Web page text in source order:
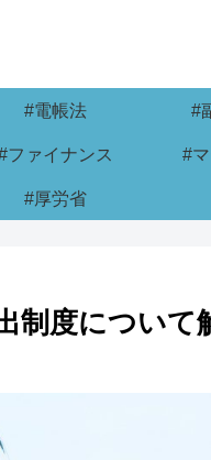
#電帳法 #
ファイナンス #
#厚労省
制度について